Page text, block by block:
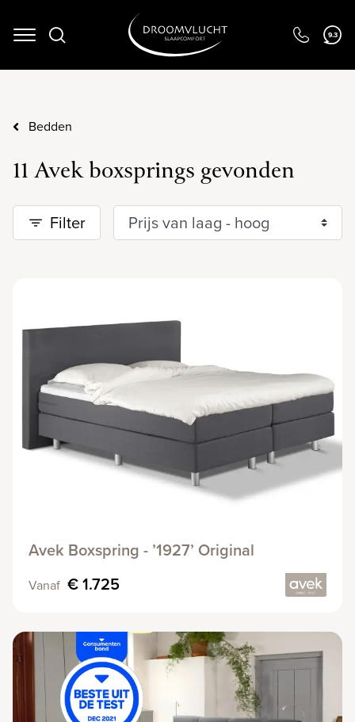
Navigation 9.3
Bedden
11 Avek boxsprings gevonden
Filter
Avek Boxspring - ’1927’ Original
Vanaf € 1.725